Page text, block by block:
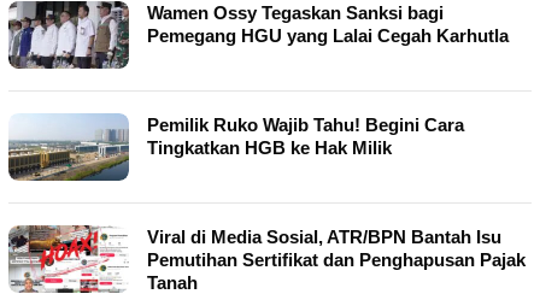
Wamen Ossy Tegaskan Sanksi bagi
Pemegang HGU yang Lalai Cegah Karhutla
Pemilik Ruko Wajib Tahu! Begini Cara
Tingkatkan HGB ke Hak Milik
Viral di Media Sosial, ATR/BPN Bantah Isu
Pemutihan Sertifikat dan Penghapusan Pajak
Tanah